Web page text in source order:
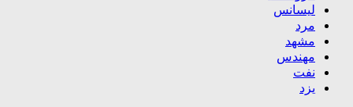
لیسانس
مرد
مشهد
مهندس
نفت
یزد